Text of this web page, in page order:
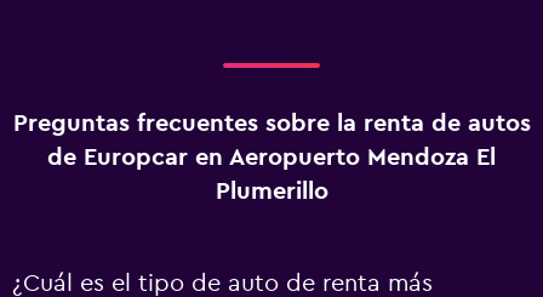
Preguntas frecuentes sobre la renta de autos
de Europcar en Aeropuerto Mendoza El
Plumerillo
¿Cuál es el tipo de auto de renta más